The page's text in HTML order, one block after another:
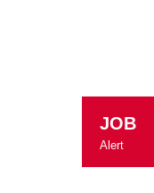
JOB
Alert